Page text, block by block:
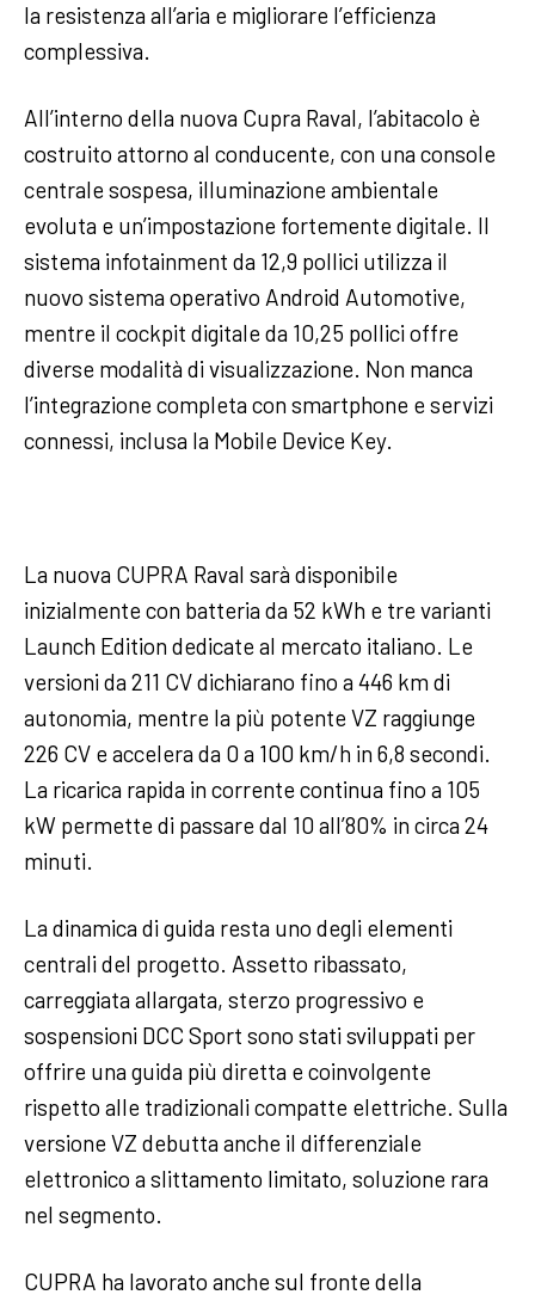
la resistenza all’aria e migliorare l’efficienza
complessiva.
All’interno della nuova Cupra Raval, l’abitacolo è
costruito attorno al conducente, con una console
centrale sospesa, illuminazione ambientale
evoluta e un’impostazione fortemente digitale. Il
sistema infotainment da 12,9 pollici utilizza il
nuovo sistema operativo Android Automotive,
mentre il cockpit digitale da 10,25 pollici offre
diverse modalità di visualizzazione. Non manca
l’integrazione completa con smartphone e servizi
connessi, inclusa la Mobile Device Key.
La nuova CUPRA Raval sarà disponibile
inizialmente con batteria da 52 kWh e tre varianti
Launch Edition dedicate al mercato italiano. Le
versioni da 211 CV dichiarano fino a 446 km di
autonomia, mentre la più potente VZ raggiunge
226 CV e accelera da 0 a 100 km/h in 6,8 secondi.
La ricarica rapida in corrente continua fino a 105
kW permette di passare dal 10 all’80% in circa 24
minuti.
La dinamica di guida resta uno degli elementi
centrali del progetto. Assetto ribassato,
carreggiata allargata, sterzo progressivo e
sospensioni DCC Sport sono stati sviluppati per
offrire una guida più diretta e coinvolgente
rispetto alle tradizionali compatte elettriche. Sulla
versione VZ debutta anche il differenziale
elettronico a slittamento limitato, soluzione rara
nel segmento.
CUPRA ha lavorato anche sul fronte della